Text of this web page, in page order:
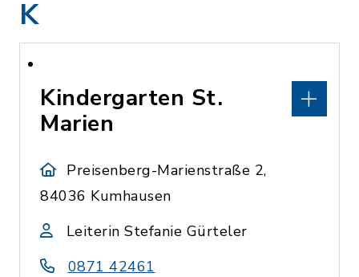
K
Kindergarten St.
Marien
Preisenberg-Marienstraße 2,
84036 Kumhausen
Leiterin Stefanie Gürteler
0871 42461